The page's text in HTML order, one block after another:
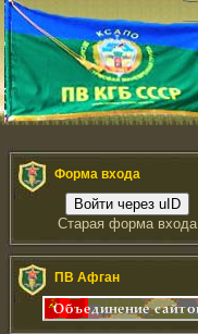
Форма входа
Войти через uID
Старая форма входа
ПВ Афган